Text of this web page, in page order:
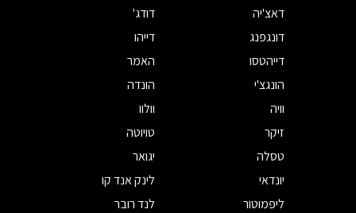
דאצ'יה
דודג'
דונגפנג
דייהו
דייהטסו
האמר
הונגצ'י
הונדה
וויה
וולוו
זיקר
טויוטה
טסלה
יגואר
יונדאי
לינק אנד קו
ליפמוטור
לנד רובר